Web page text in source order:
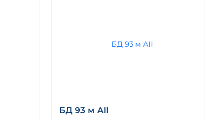
БД 93 м АII